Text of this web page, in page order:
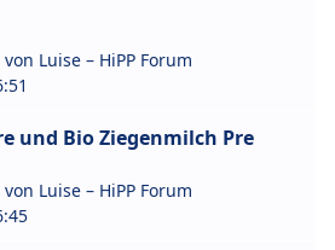
Luise – HiPP Forum
und Bio Ziegenmilch Pre
Luise – HiPP Forum